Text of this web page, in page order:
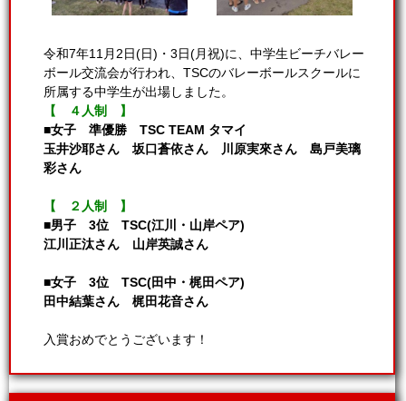
令和7年11月2日(日)・3日(月祝)に、中学生ビーチバレー
ボール交流会が行われ、TSCのバレーボールスクールに
所属する中学生が出場しました。
【 ４人制 】
■女子 準優勝 TSC TEAM タマイ
玉井沙耶さん 坂口蒼依さん 川原実來さん 島戸美璃
彩さん
【 ２人制 】
■男子 3位 TSC(江川・山岸ペア)
江川正汰さん 山岸英誠さん
■女子 3位 TSC(田中・梶田ペア)
田中結葉さん 梶田花音さん
入賞おめでとうございます！